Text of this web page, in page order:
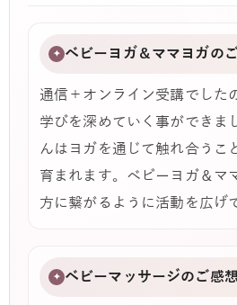
✦ ベビーヨガ＆ママヨガの
通信＋オンライン受講でした
学びを深めていく事ができま
んはヨガを通じて触れ合うこ
育まれます。ベビーヨガ＆マ
方に繋がるように活動を広げ
✦ ベビーマッサージのご感想